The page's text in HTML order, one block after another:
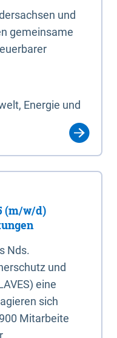
und
gemeinsame
Energie und
(m/w/d)
Nds.
und
eine
sich
Mitarbeite